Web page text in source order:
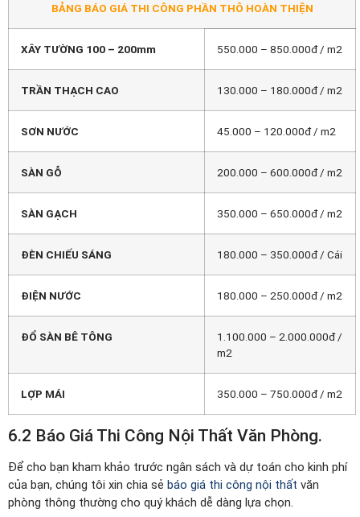
BẢNG BÁO GIÁ THI CÔNG PHẦN THÔ HOÀN THIỆN
XÂY TƯỜNG 100 – 200mm 550.000 – 850.000đ / m2
TRẦN THẠCH CAO 130.000 – 180.000đ / m2
SƠN NƯỚC 45.000 – 120.000đ / m2
SÀN GỖ 200.000 – 600.000đ / m2
SÀN GẠCH 350.000 – 650.000đ / m2
ĐÈN CHIẾU SÁNG 180.000 – 350.000đ / Cái
ĐIỆN NƯỚC 180.000 – 250.000đ / m2
ĐỔ SÀN BÊ TÔNG
1.100.000 – 2.000.000đ /
m2
LỢP MÁI 350.000 – 750.000đ / m2
6.2 Báo Giá Thi Công Nội Thất Văn Phòng.
Để cho bạn kham khảo trước ngân sách và dự toán cho kinh phí
của bạn, chúng tôi xin chia sẻ báo giá thi công nội thất văn
phòng thông thường cho quý khách dễ dàng lựa chọn.